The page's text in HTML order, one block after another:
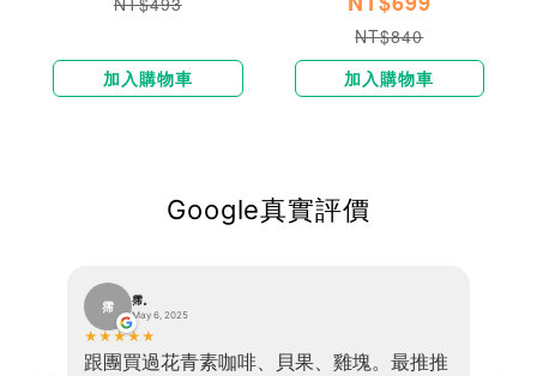
加入購物車
NT$840
加入購物車
Google真實評價
霈 霈。
May 6, 2025
★ ★ ★★ ★
跟團買過花青素咖啡、貝果、雞塊。最推推